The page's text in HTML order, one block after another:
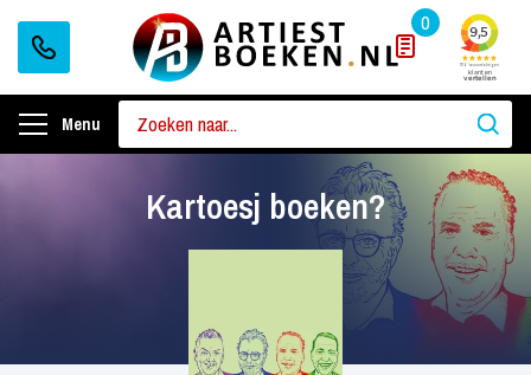
0
Menu
Kartoesj boeken?